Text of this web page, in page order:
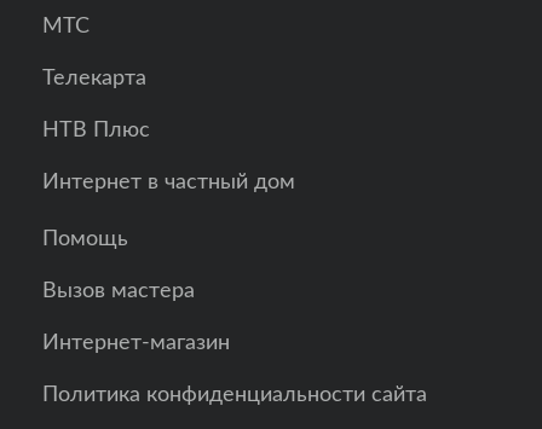
МТС
Телекарта
НТВ Плюс
Интернет в частный дом
Помощь
Вызов мастера
Интернет-магазин
Политика конфиденциальности сайта